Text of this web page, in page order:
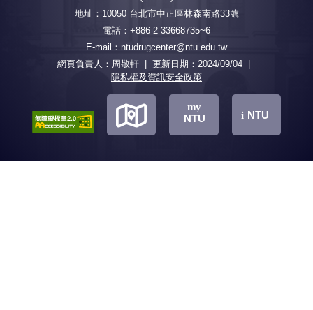
委託服務項目
委託服務項目總覽
藥物探索
藥物分析
藥物動力學
藥物資訊
產學推動
藥物經濟學及藥物流行病學
最新消息
地址：10050 台北市中正區林森南路33號
電話：+886-2-33668735~6
E-mail：ntudrugcenter@ntu.edu.tw
網頁負責人：周敬軒 | 更新日期： 2024/09/04
隱私權及資訊安全政策
圖
my
NTU
圖
i NTU
圖